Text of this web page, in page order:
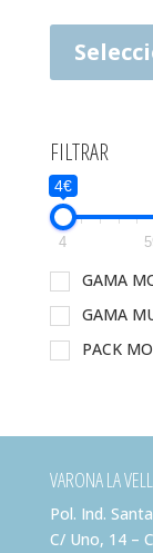
FILTRAR
4€
4
GAMA
GAMA
PACK
VARONA LA
Pol. Ind.
C/ Uno, 14 –